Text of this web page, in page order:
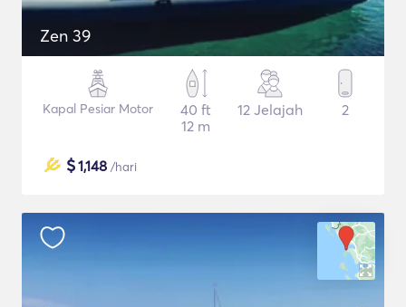
Zen 39
Kapal Pesiar Motor
40 ft
12 m
12 Jelajah 2
$1,148 /hari